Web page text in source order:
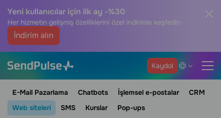
Yeni kullanıcılar için ilk ay -%30
Her hizmetin gelişmiş özelliklerini özel indirimle keşfedin
İndirim alın
Kaydol
E-Mail Pazarlama Chatbots İşlemsel e-postalar
CRM
Web siteleri
SMS Kurslar
Pop-ups